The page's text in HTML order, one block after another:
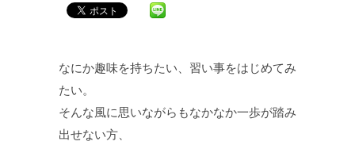
なにか趣味を持ちたい、習い事をはじめてみ
たい。
そんな風に思いながらもなかなか一歩が踏み
出せない方、